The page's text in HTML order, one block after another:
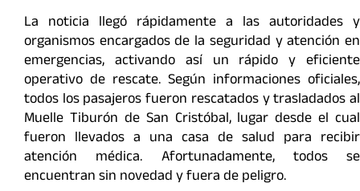
La noticia llegó rápidamente a las autoridades y
organismos encargados de la seguridad y atención en
emergencias, activando así un rápido y eficiente
operativo de rescate. Según informaciones oficiales,
todos los pasajeros fueron rescatados y trasladados al
Muelle Tiburón de San Cristóbal, lugar desde el cual
fueron llevados a una casa de salud para recibir
atención médica. Afortunadamente, todos se
encuentran sin novedad y fuera de peligro.